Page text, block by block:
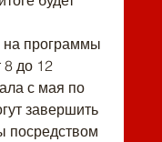
на программы
8 до 12
с мая по
завершить
посредством